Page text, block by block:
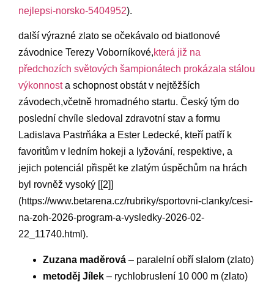
nejlepsi-norsko-5404952).
další výrazné zlato ​se ⁢očekávalo od biatlonové
závodnice Terezy Voborníkové,která ⁣již na⁢
předchozích světových šampionátech prokázala ​stálou
výkonnosta schopnost obstát v nejtěžších
závodech,včetně hromadného⁢ startu. Český tým do
poslední chvíle sledoval zdravotní stav a‍ formu
Ladislava Pastrňáka a Ester ‍Ledecké, kteří patří k
favoritům v ledním hokeji a lyžování, ‍respektive, a
‍jejich potenciál přispět ke zlatým​ úspěchům na hrách
byl rovněž ‌vysoký [[2]]
(https://www.betarena.cz/rubriky/sportovni-clanky/cesi-
na-zoh-2026-program-a-vysledky-2026-02-
22_11740.html).
Zuzana maděrová – paralelní obří slalom (zlato)
metoděj⁤ Jílek – rychlobruslení 10 ​000 m (zlato)